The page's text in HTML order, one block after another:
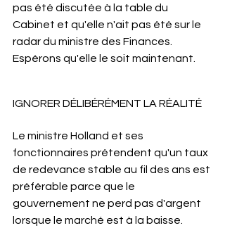
pas été discutée à la table du
Cabinet et qu'elle n'ait pas été sur le
radar du ministre des Finances.
Espérons qu'elle le soit maintenant.
IGNORER DÉLIBÉRÉMENT LA RÉALITÉ
Le ministre Holland et ses
fonctionnaires prétendent qu'un taux
de redevance stable au fil des ans est
préférable parce que le
gouvernement ne perd pas d'argent
lorsque le marché est à la baisse.